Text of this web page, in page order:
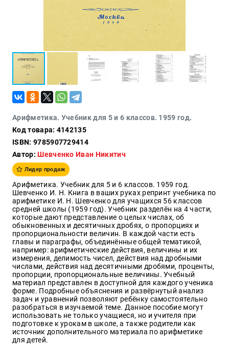
Арифметика. Учебник для 5 и 6 классов. 1959 год.
Код товара: 4142135
ISBN: 9785907729414
Автор:Шевченко Иван Никитич
Лидер продаж
Арифметика. Учебник для 5 и 6 классов. 1959 год.
Шевченко И. Н. Книга в ваших руках репринт учебника по
арифметике И. Н. Шевченко для учащихся 56 классов
средней школы (1959 год). Учебник разделён на 4 части,
которые дают представление о целых числах, об
обыкновенных и десятичных дробях, о пропорциях и
пропорциональности величин. В каждой части есть
главы и параграфы, объединённые общей тематикой,
например: арифметические действия, величины и их
измерения, делимость чисел, действия над дробными
числами, действия над десятичными дробями, проценты,
пропорции, пропорциональные величины. Учебный
материал представлен в доступной для каждого ученика
форме. Подробные объяснения и развёрнутый анализ
задач и уравнений позволяют ребёнку самостоятельно
разобраться в изучаемой теме. Данное пособие могут
использовать не только учащиеся, но и учителя при
подготовке к урокам в школе, а также родители как
источник дополнительного материала по арифметике
для детей.
литература
Фольклор
будущего
Публицистика
Коллекционные
издания
Проза
Тайное и
непознанное
Образ
жизни
Культура
и
Искусство
Поэзия
Кухня,
гастрономия,
кулинария
Оптовикам
Авторам
Контакты
+7(499)